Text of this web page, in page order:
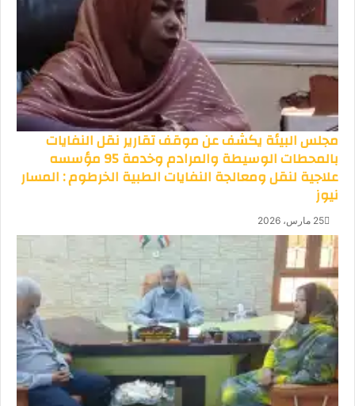
مجلس البيئة يكشف عن موقف تقارير نقل النفايات
بالمحطات الوسيطة والمرادم وخدمة 95 مؤسسه
علاجية لنقل ومعالجة النفايات الطبية الخرطوم : المسار
نيوز
25 مارس، 2026